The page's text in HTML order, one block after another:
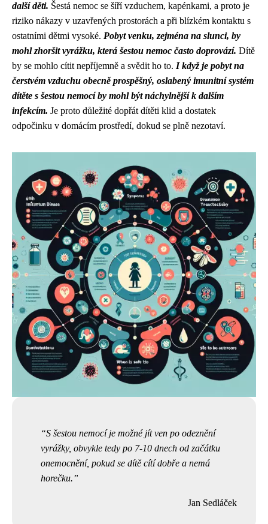
další děti. Šestá nemoc se šíří vzduchem, kapénkami, a proto je
riziko nákazy v uzavřených prostorách a při blízkém kontaktu s
ostatními dětmi vysoké. Pobyt venku, zejména na slunci, by
mohl zhoršit vyrážku, která šestou nemoc často doprovází. Dítě
by se mohlo cítit nepříjemně a svědit ho to. I když je pobyt na
čerstvém vzduchu obecně prospěšný, oslabený imunitní systém
dítěte s šestou nemocí by mohl být náchylnější k dalším
infekcím. Je proto důležité dopřát dítěti klid a dostatek
odpočinku v domácím prostředí, dokud se plně nezotaví.
S šestou nemocí je možné jít ven po odeznění
vyrážky, obvykle tedy po 7-10 dnech od začátku
onemocnění, pokud se dítě cítí dobře a nemá
horečku.
Jan Sedláček